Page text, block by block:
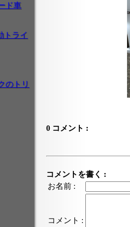
ド車
トライ
のトリ
0 コメント :
コメントを書く :
お名前 :
コメント :